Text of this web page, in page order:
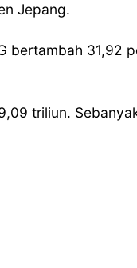
Jepang.
bertambah 31,92
triliun.